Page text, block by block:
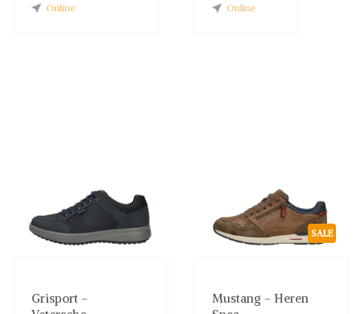
Online Online
Grisport -
SALE
Mustang - Heren